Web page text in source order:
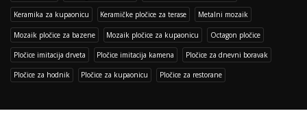
Keramika za kupaonicu Keramičke pločice za terase Metalni mozaik
Mozaik pločice za bazene Mozaik pločice za kupaonicu Octagon pločice
Pločice imitacija drveta Pločice imitacija kamena Pločice za dnevni boravak
Pločice za hodnik Pločice za kupaonicu Pločice za restorane